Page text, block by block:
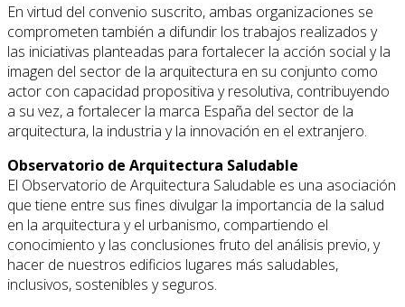
En virtud del convenio suscrito, ambas organizaciones se
comprometen también a difundir los trabajos realizados y
las iniciativas planteadas para fortalecer la acción social y la
imagen del sector de la arquitectura en su conjunto como
actor con capacidad propositiva y resolutiva, contribuyendo
a su vez, a fortalecer la marca España del sector de la
arquitectura, la industria y la innovación en el extranjero.
Observatorio de Arquitectura Saludable
El Observatorio de Arquitectura Saludable es una asociación
que tiene entre sus fines divulgar la importancia de la salud
en la arquitectura y el urbanismo, compartiendo el
conocimiento y las conclusiones fruto del análisis previo, y
hacer de nuestros edificios lugares más saludables,
inclusivos, sostenibles y seguros.